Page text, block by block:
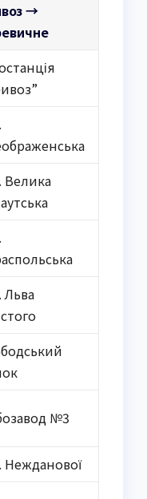
→
Велика
Льва
№3
Нежданової